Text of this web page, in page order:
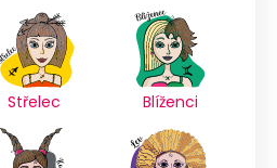
Střelec Blíženci